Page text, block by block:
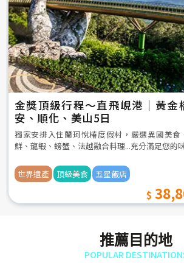
金獎頂級行程～直飛峴港｜黃金
安、順化、美山5日
獨家安排入住蘭珂悅椿度假村，嚴選異國美食
鮮、龍蝦、螃蟹、法越融合料理...充分滿足您的
世界遺產 頂級美食 五星飯店
推薦目的地
POPULAR